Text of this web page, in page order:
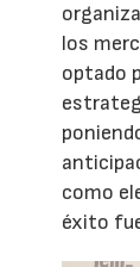
los
optado
como
éxito